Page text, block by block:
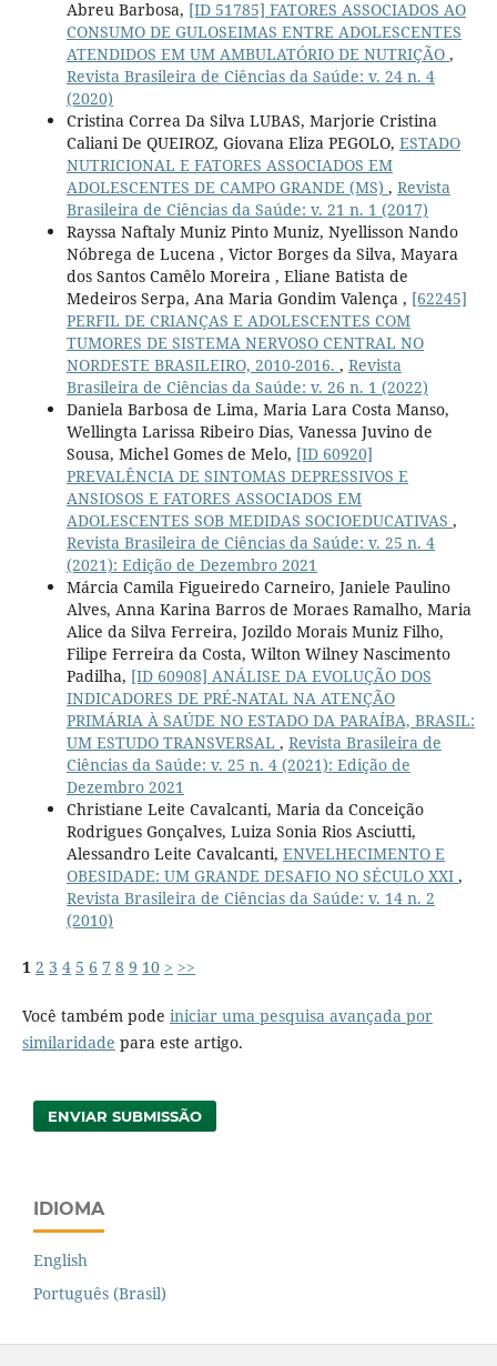
Abreu Barbosa, [ID 51785] FATORES ASSOCIADOS AO
CONSUMO DE GULOSEIMAS ENTRE ADOLESCENTES
ATENDIDOS EM UM AMBULATÓRIO DE NUTRIÇÃO ,
Revista Brasileira de Ciências da Saúde: v. 24 n. 4
(2020)
Cristina Correa Da Silva LUBAS, Marjorie Cristina
Caliani De QUEIROZ, Giovana Eliza PEGOLO, ESTADO
NUTRICIONAL E FATORES ASSOCIADOS EM
ADOLESCENTES DE CAMPO GRANDE (MS) , Revista
Brasileira de Ciências da Saúde: v. 21 n. 1 (2017)
Rayssa Naftaly Muniz Pinto Muniz, Nyellisson Nando
Nóbrega de Lucena , Victor Borges da Silva, Mayara
dos Santos Camêlo Moreira , Eliane Batista de
Medeiros Serpa, Ana Maria Gondim Valença , [62245]
PERFIL DE CRIANÇAS E ADOLESCENTES COM
TUMORES DE SISTEMA NERVOSO CENTRAL NO
NORDESTE BRASILEIRO, 2010-2016. , Revista
Brasileira de Ciências da Saúde: v. 26 n. 1 (2022)
Daniela Barbosa de Lima, Maria Lara Costa Manso,
Wellingta Larissa Ribeiro Dias, Vanessa Juvino de
Sousa, Michel Gomes de Melo, [ID 60920]
PREVALÊNCIA DE SINTOMAS DEPRESSIVOS E
ANSIOSOS E FATORES ASSOCIADOS EM
ADOLESCENTES SOB MEDIDAS SOCIOEDUCATIVAS ,
Revista Brasileira de Ciências da Saúde: v. 25 n. 4
(2021): Edição de Dezembro 2021
Márcia Camila Figueiredo Carneiro, Janiele Paulino
Alves, Anna Karina Barros de Moraes Ramalho, Maria
Alice da Silva Ferreira, Jozildo Morais Muniz Filho,
Filipe Ferreira da Costa, Wilton Wilney Nascimento
Padilha, [ID 60908] ANÁLISE DA EVOLUÇÃO DOS
INDICADORES DE PRÉ-NATAL NA ATENÇÃO
PRIMÁRIA À SAÚDE NO ESTADO DA PARAÍBA, BRASIL:
UM ESTUDO TRANSVERSAL , Revista Brasileira de
Ciências da Saúde: v. 25 n. 4 (2021): Edição de
Dezembro 2021
Christiane Leite Cavalcanti, Maria da Conceição
Rodrigues Gonçalves, Luiza Sonia Rios Asciutti,
Alessandro Leite Cavalcanti, ENVELHECIMENTO E
OBESIDADE: UM GRANDE DESAFIO NO SÉCULO XXI ,
Revista Brasileira de Ciências da Saúde: v. 14 n. 2
(2010)
1 2 3 4 5 6 7 8 9 10 > >>
Você também pode iniciar uma pesquisa avançada por
similaridade para este artigo.
ENVIAR SUBMISSÃO
IDIOMA
English
Português (Brasil)